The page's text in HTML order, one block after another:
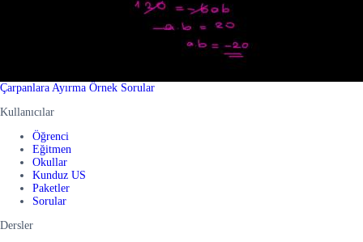
Çarpanlara Ayırma Örnek Sorular
Kullanıcılar
Öğrenci
Eğitmen
Okullar
Kunduz US
Paketler
Sorular
Dersler